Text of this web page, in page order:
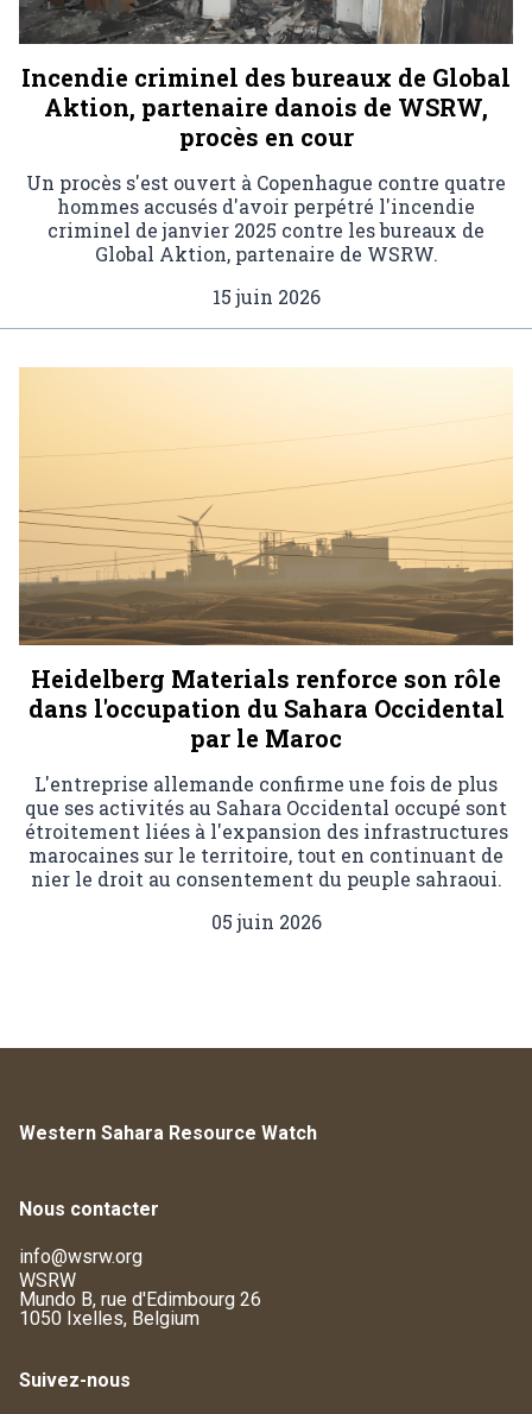
Incendie criminel des bureaux de Global
Aktion, partenaire danois de WSRW,
procès en cour
Un procès s'est ouvert à Copenhague contre quatre
hommes accusés d'avoir perpétré l'incendie
criminel de janvier 2025 contre les bureaux de
Global Aktion, partenaire de WSRW.
15 juin 2026
Heidelberg Materials renforce son rôle
dans l'occupation du Sahara Occidental
par le Maroc
L'entreprise allemande confirme une fois de plus
que ses activités au Sahara Occidental occupé sont
étroitement liées à l'expansion des infrastructures
marocaines sur le territoire, tout en continuant de
nier le droit au consentement du peuple sahraoui.
05 juin 2026
Western Sahara Resource Watch
Nous contacter
info@wsrw.org
WSRW
Mundo B, rue d'Edimbourg 26
1050 Ixelles, Belgium
Suivez-nous